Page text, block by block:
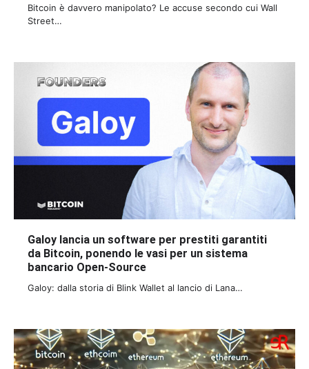
Bitcoin è davvero manipolato? Le accuse secondo cui Wall
Street…
Galoy lancia un software per prestiti garantiti
da Bitcoin, ponendo le vasi per un sistema
bancario Open-Source
Galoy: dalla storia di Blink Wallet al lancio di Lana…